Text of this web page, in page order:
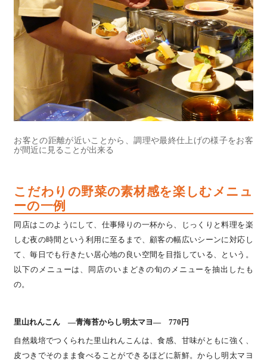
お客との距離が近いことから、調理や最終仕上げの様子をお客
が間近に見ることが出来る
こだわりの野菜の素材感を楽しむメニュ
ーの一例
同店はこのようにして、仕事帰りの一杯から、じっくりと料理を楽
しむ夜の時間という利用に至るまで、顧客の幅広いシーンに対応し
て、毎日でも行きたい居心地の良い空間を目指している、という。
以下のメニューは、同店のいまどきの旬のメニューを抽出したも
の。
里山れんこん ―青海苔からし明太マヨ― 770円
自然栽培でつくられた里山れんこんは、食感、甘味がともに強く、
皮つきでそのまま食べることができるほどに新鮮。からし明太マヨ